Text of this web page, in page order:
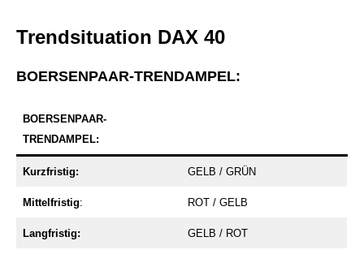
Trendsituation DAX 40
BOERSENPAAR-TRENDAMPEL:
BOERSENPAAR-
TRENDAMPEL:
Kurzfristig: GELB / GRÜN
Mittelfristig: ROT / GELB
Langfristig: GELB / ROT